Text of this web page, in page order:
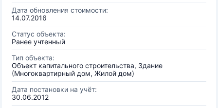
Дата обновления стоимости:
14.07.2016
Статус объекта:
Ранее учтенный
Тип объекта:
Объект капитального строительства, Здание
(Многоквартирный дом, Жилой дом)
Дата постановки на учёт:
30.06.2012